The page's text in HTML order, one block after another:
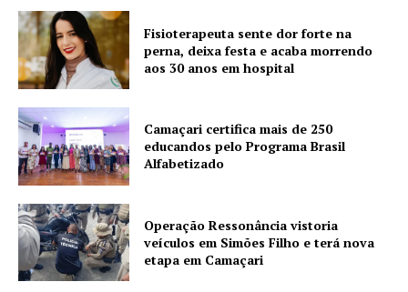
Fisioterapeuta sente dor forte na
perna, deixa festa e acaba morrendo
aos 30 anos em hospital
Camaçari certifica mais de 250
educandos pelo Programa Brasil
Alfabetizado
Operação Ressonância vistoria
veículos em Simões Filho e terá nova
etapa em Camaçari